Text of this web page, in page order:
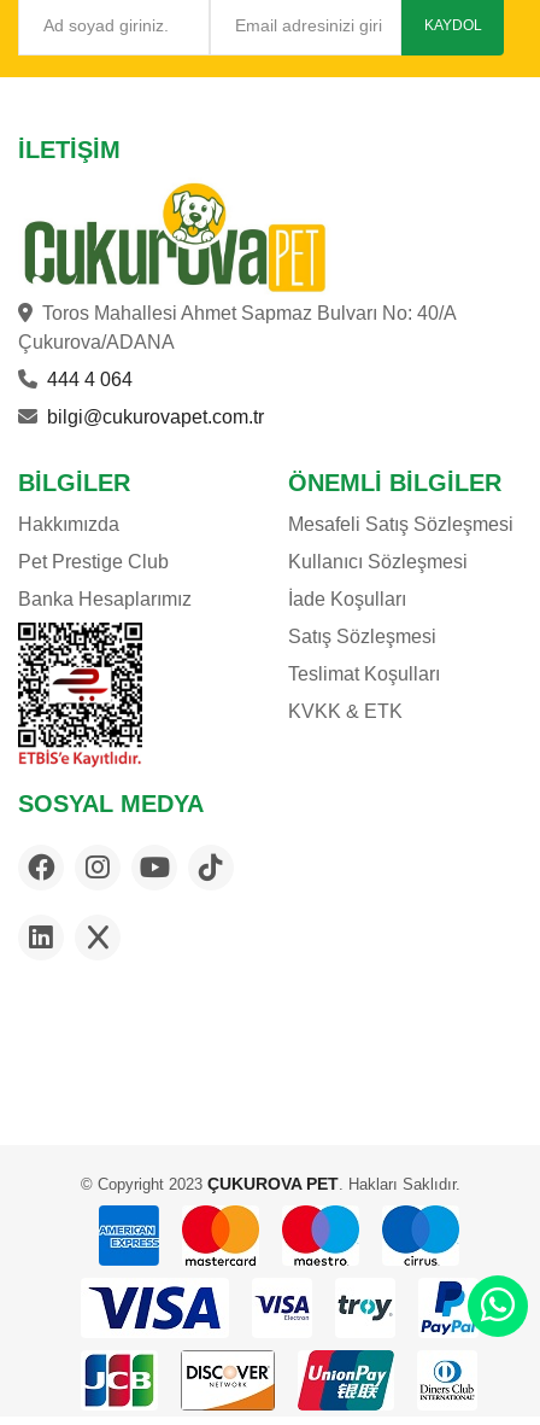
KAYDOL
İLETIŞIM
Toros Mahallesi Ahmet Sapmaz Bulvarı No: 40/A
Çukurova/ADANA
444 4 064
bilgi@cukurovapet.com.tr
BILGILER
Hakkımızda
Pet Prestige Club
Banka Hesaplarımız
ÖNEMLI BILGILER
Mesafeli Satış Sözleşmesi
Kullanıcı Sözleşmesi
İade Koşulları
Satış Sözleşmesi
Teslimat Koşulları
KVKK & ETK
SOSYAL MEDYA
© Copyright 2023ÇUKUROVA PET. Hakları Saklıdır.